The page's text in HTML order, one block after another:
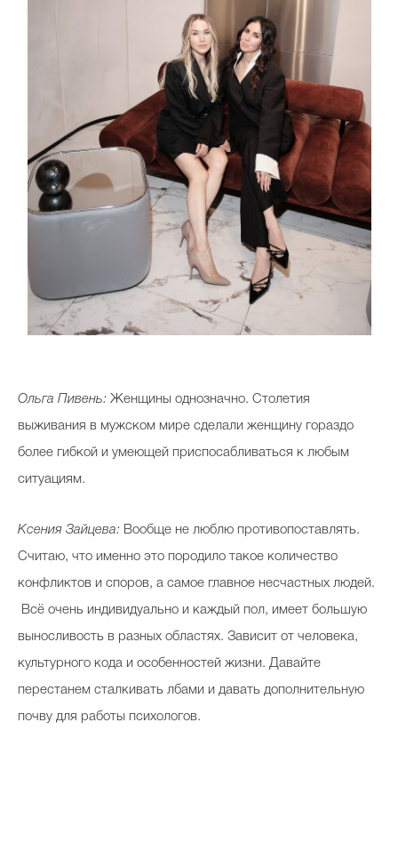
Ольга Пивень: Женщины однозначно. Столетия
выживания в мужском мире сделали женщину гораздо
более гибкой и умеющей приспосабливаться к любым
ситуациям.
Ксения Зайцева: Вообще не люблю противопоставлять.
Считаю, что именно это породило такое количество
конфликтов и споров, а самое главное несчастных людей.
Всё очень индивидуально и каждый пол, имеет большую
выносливость в разных областях. Зависит от человека,
культурного кода и особенностей жизни. Давайте
перестанем сталкивать лбами и давать дополнительную
почву для работы психологов.